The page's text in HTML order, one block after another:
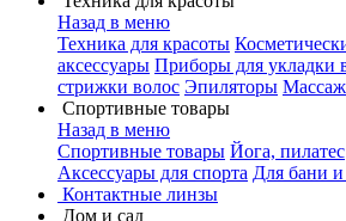
Назад в меню
Техника для красоты
аксессуары Приборы для укладки
стрижки волос Эпиляторы
Спортивные товары
Назад в меню
Спортивные товары Йога, пилатес
Аксессуары для спорта Для бани
Контактные линзы
Дом и сад